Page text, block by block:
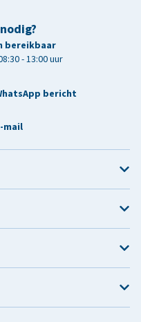
bereikbaar
- 13:00 uur
bericht
mail